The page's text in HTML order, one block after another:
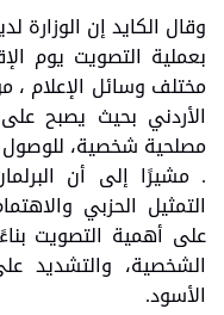
وقال الكايد إن الوزارة
بعملية التصويت يوم
مختلف وسائل الإعلام ،
الأردني بحيث يصبح
مصلحية شخصية،
. مشيرًا إلى أن
التمثيل الحزبي
على أهمية التصويت
الشخصية، والتشديد
الأسود.